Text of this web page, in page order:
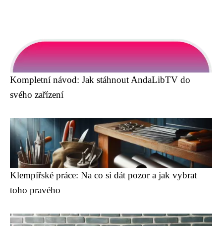
Kompletní návod: Jak stáhnout AndaLibTV do
svého zařízení
Klempířské práce: Na co si dát pozor a jak vybrat
toho pravého